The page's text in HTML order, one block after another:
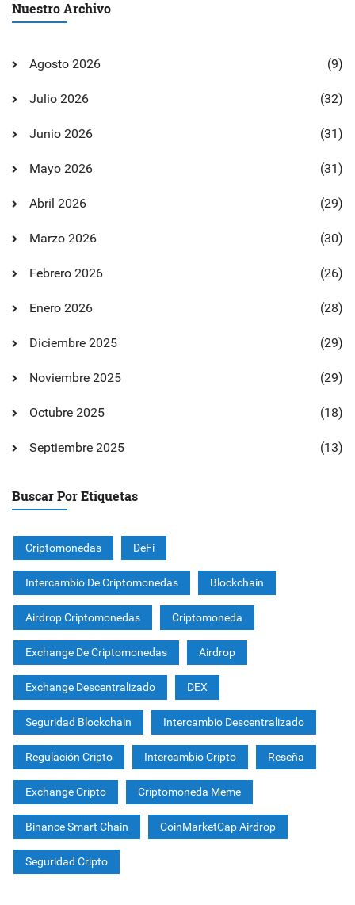
Nuestro Archivo
Agosto 2026 (9)
Julio 2026 (32)
Junio 2026 (31)
Mayo 2026 (31)
Abril 2026 (29)
Marzo 2026 (30)
Febrero 2026 (26)
Enero 2026 (28)
Diciembre 2025 (29)
Noviembre 2025 (29)
Octubre 2025 (18)
Septiembre 2025 (13)
Buscar Por Etiquetas
Criptomonedas DeFi
Intercambio De Criptomonedas Blockchain
Airdrop Criptomonedas Criptomoneda
Exchange De Criptomonedas Airdrop
Exchange Descentralizado DEX
Seguridad Blockchain Intercambio Descentralizado
Regulación Cripto Intercambio Cripto Reseña
Exchange Cripto Criptomoneda Meme
Binance Smart Chain CoinMarketCap Airdrop
Seguridad Cripto